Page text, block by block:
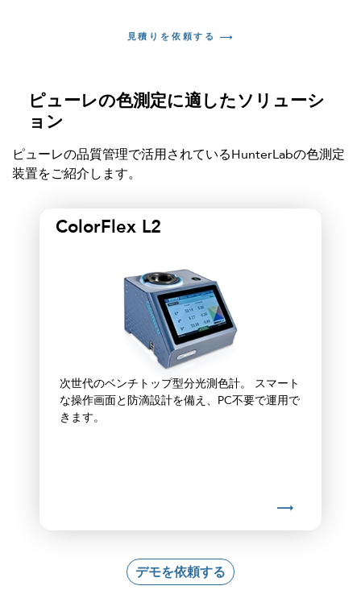
見積りを依頼する
ピューレの色測定に適したソリューシ
ョン
ピューレの品質管理で活用されているHunterLabの色測定
装置をご紹介します。
ColorFlex L2
次世代のベンチトップ型分光測色計。 スマート
な操作画面と防滴設計を備え、PC不要で運用で
きます。
デモを依頼する